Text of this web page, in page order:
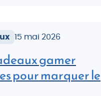
15 mai 2026
gamer
pour marquer le